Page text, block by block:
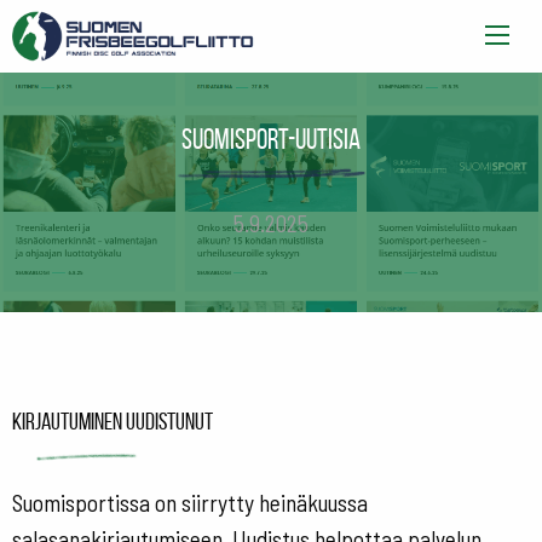
Suomisport-uutisia
5.9.2025
Kirjautuminen uudistunut
Suomisportissa on siirrytty heinäkuussa